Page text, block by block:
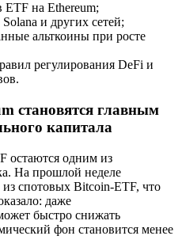
на Ethereum;
и других сетей;
альткоины при росте
регулирования DeFi и
становятся главным
капитала
остаются одним из
На прошлой неделе
спотовых Bitcoin-ETF, что
даже
быстро снижать
фон становится менее